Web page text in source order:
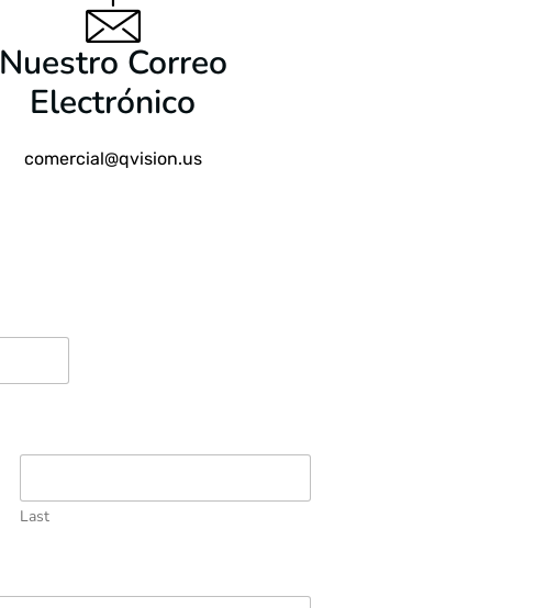
Nuestro Correo
Electrónico
comercial@qvision.us
Last